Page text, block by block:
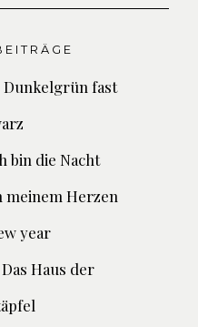
Dunkelgrün fast
bin die Nacht
meinem Herzen
year
Haus der